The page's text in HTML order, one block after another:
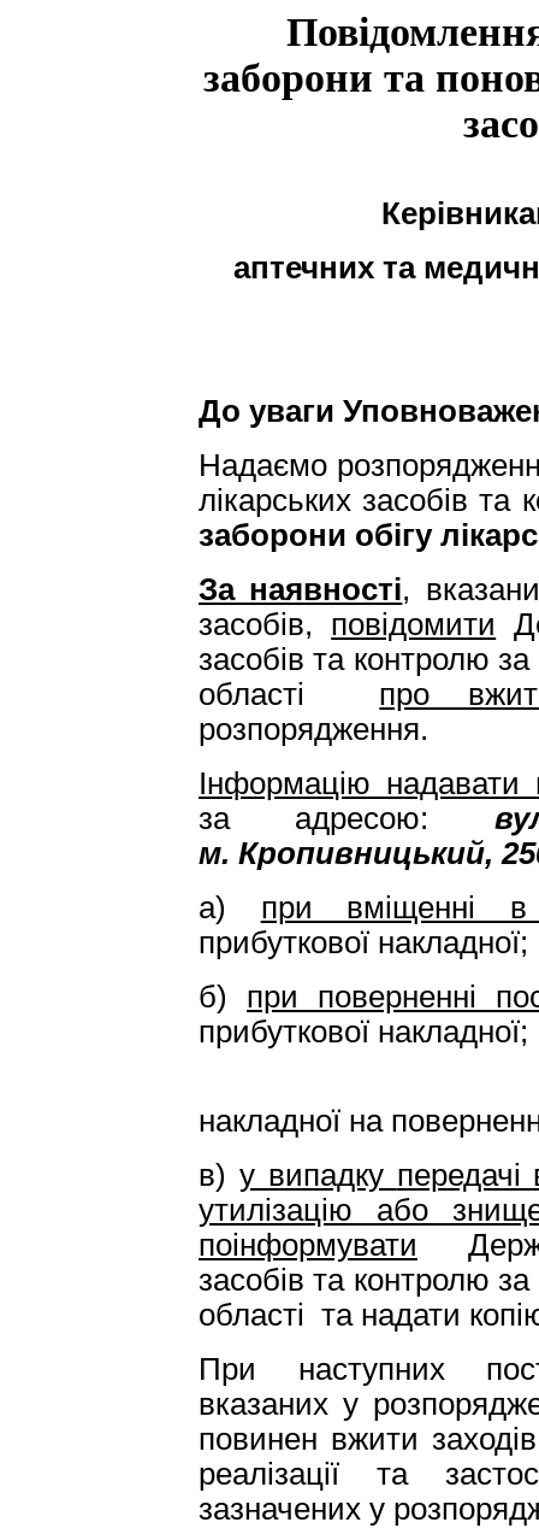
заборони та
аптечних та
До уваги
Надаємо
лікарських засобів
заборони обігу
За наявності,
засобів, повідомити
засобів та контролю
області про
розпорядження.
Інформацію надавати
за адресою:
м. Кропивницький,
а) при вміщенні в
прибуткової накладної;
б) при поверненні
прибуткової накладної;
накладної на
в) у випадку передачі
утилізацію або
поінформувати
засобів та контролю
області та надати
При наступних
вказаних у
повинен вжити
реалізації та
зазначених у